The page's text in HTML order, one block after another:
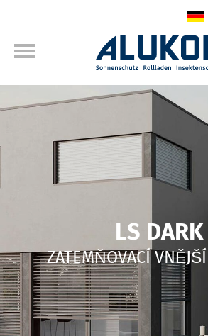
LS DARK
ZATEMŇOVACÍ